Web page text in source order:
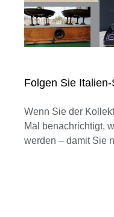
Folgen Sie
Wenn Sie der
Mal benachrichtigt,
werden – damit Sie